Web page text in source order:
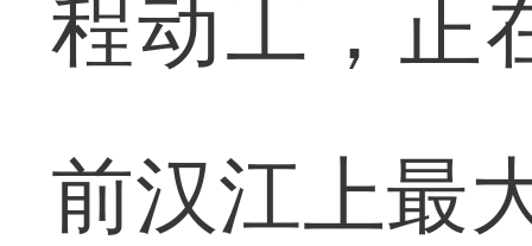
程动工，正
前汉江上最